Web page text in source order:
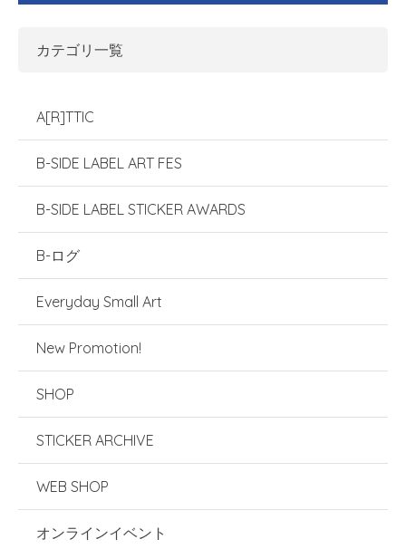
カテゴリ一覧
A[R]TTIC
B-SIDE LABEL ART FES
B-SIDE LABEL STICKER AWARDS
B-ログ
Everyday Small Art
New Promotion!
SHOP
STICKER ARCHIVE
WEB SHOP
オンラインイベント